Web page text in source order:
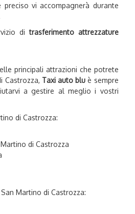
preciso vi accompagnerà durante
ditrasferimento attrezzature
principali attrazioni che potrete
Castrozza, Taxi auto blu è sempre
a gestire al meglio i vostri
di Castrozza:
di Castrozza
Martino di Castrozza: